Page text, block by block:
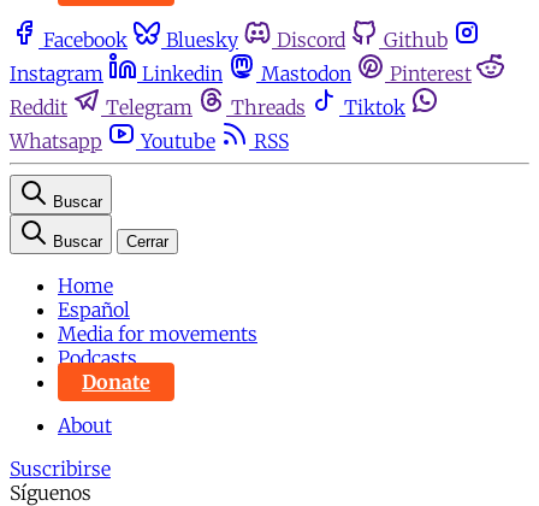
Facebook Bluesky Discord
Github
Instagram
Linkedin Mastodon
Pinterest
Reddit
Telegram Threads
Tiktok
Whatsapp
Youtube RSS
Buscar
Buscar Cerrar
Home
Español
Media for movements
Podcasts
Donate
About
Suscribirse
Síguenos